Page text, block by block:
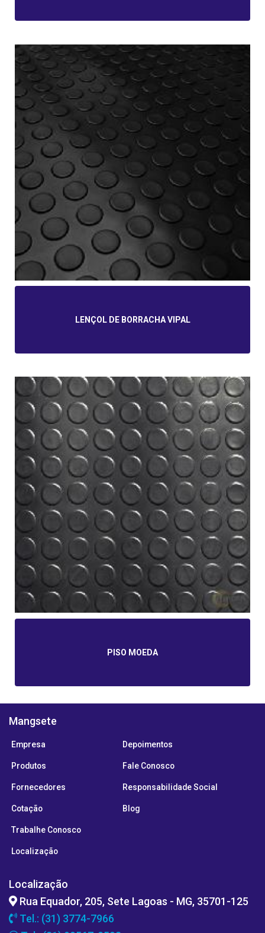
LENÇOL DE BORRACHA VIPAL
PISO MOEDA
Mangsete
Empresa
Produtos
Fornecedores
Cotação
Trabalhe Conosco
Localização
Depoimentos
Fale Conosco
Responsabilidade Social
Blog
Localização
Rua Equador, 205, Sete Lagoas - MG, 35701-125
Tel.: (31) 3774-7966